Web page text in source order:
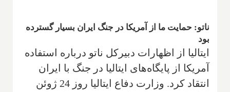
ناتو: حمایت ما از آمریکا در جنگ ایران بسیار گسترده
بود
ایتالیا از اظهارات دبیرکل ناتو درباره استفاده
آمریکا از پایگاه‌های ایتالیا در جنگ با ایران
انتقاد کرد. وزارت دفاع ایتالیا روز 24 ژوئن